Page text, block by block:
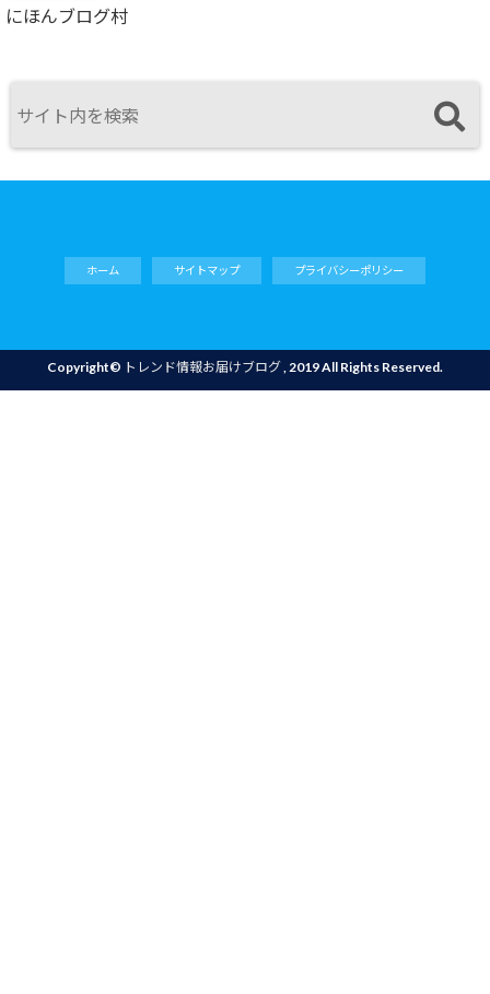
にほんブログ村
ホーム サイトマップ プライバシーポリシー
Copyright© トレンド情報お届けブログ, 2019 All Rights Reserved.